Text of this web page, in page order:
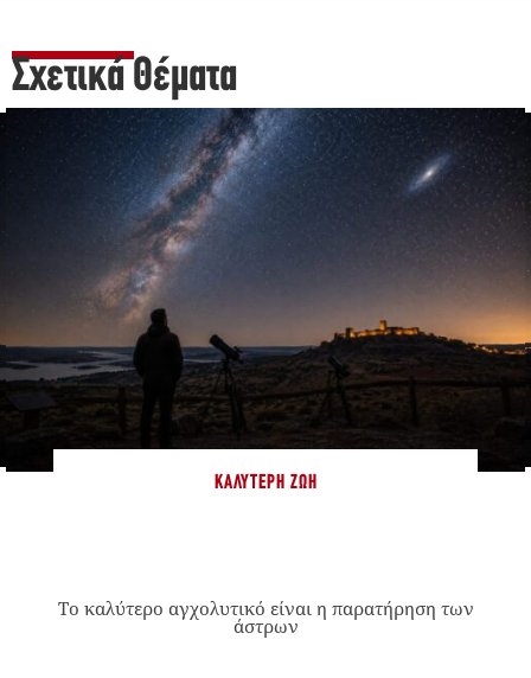
Σχετικά Θέματα
ΚΑΛΎΤΕΡΗ ΖΩΉ
Το καλύτερο αγχολυτικό είναι η παρατήρηση των
άστρων